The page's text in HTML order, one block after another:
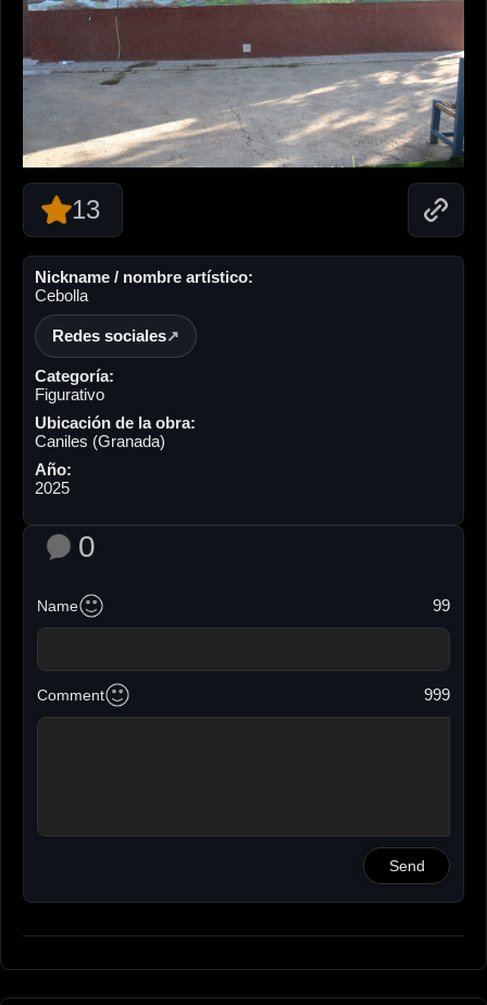
13
Nickname / nombre artístico:
Cebolla
Redes sociales
Categoría:
Figurativo
Ubicación de la obra:
Caniles (Granada)
Año:
2025
0
Name 99
Comment 999
Send